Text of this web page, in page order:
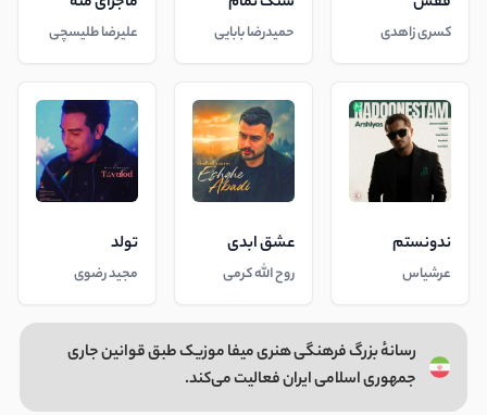
کسری زاهدی حمیدرضا بابایی علیرضا طلیسچی
ندونستم
عرشیاس
عشق ابدی
روح الله کرمی
تولد
مجید رضوی
رسانهٔ بزرگ فرهنگی هنری میفا موزیک طبق قوانین جاری
جمهوری اسلامی ایران فعالیت می‌کند.